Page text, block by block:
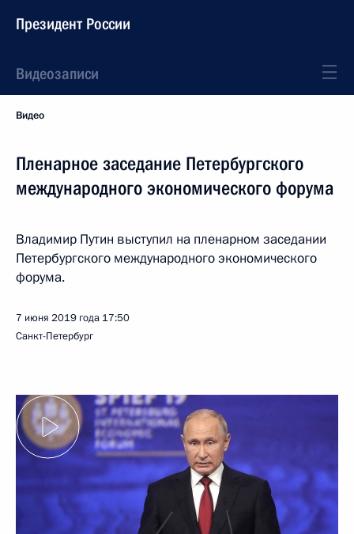
Президент России
Видеозаписи
Видео
Пленарное заседание Петербургского
международного экономического форума
Владимир Путин выступил на пленарном заседании
Петербургского международного экономического
форума.
7 июня 2019 года 17:50
Санкт-Петербург